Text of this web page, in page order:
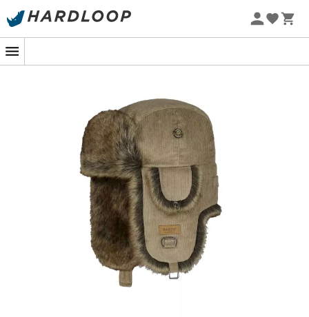
Sommarerbjudanden 🔥 -5 % EXTRA vid köp av 2 produkter*